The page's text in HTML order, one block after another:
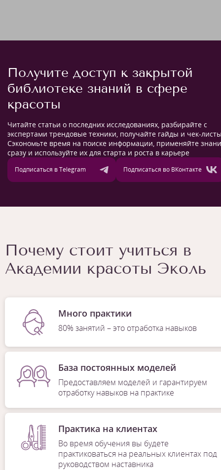
Получите доступ к закрытой
библиотеке знаний в сфере
красоты
Читайте статьи о последних исследованиях, разбирайте с
экспертами трендовые техники, получайте гайды и чек-
Сэкономьте время на поиске информации, применяйте
сразу и используйте их для старта и роста в карьере
Подписаться в Telegram Подписаться во ВКонтакте
Почему стоит учиться в
Академии красоты Эколь
Много практики
80% занятий – это отработка навыков
База постоянных моделей
Предоставляем моделей и гарантируем
отработку навыков на практике
Практика на клиентах
Во время обучения вы будете
практиковаться на реальных клиентах под
руководством наставника